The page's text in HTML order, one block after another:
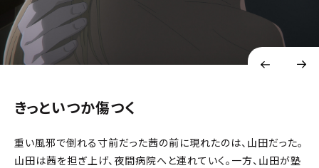
きっといつか傷つく
重い風邪で倒れる寸前だった茜の前に現れたのは、山田だった。
山田は茜を担ぎ上げ、夜間病院へと連れていく。一方、山田が塾